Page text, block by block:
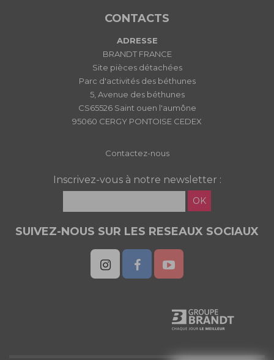
CONTACTS
ADRESSE
BRANDT FRANCE
Site pièces détachées
Parc d'activités des béthunes
5, Avenue des béthunes
CS65526 Saint ouen l'aumône
95060 CERGY PONTOISE CEDEX
Contactez-nous
Inscrivez-vous à notre newsletter :
OK
SUIVEZ-NOUS SUR LES RESEAUX SOCIAUX